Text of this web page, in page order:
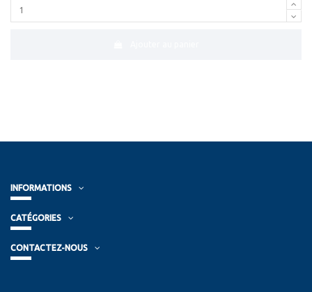
INFORMATIONS
CATÉGORIES
CONTACTEZ-NOUS